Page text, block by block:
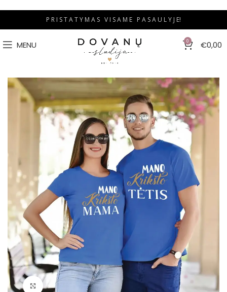
P R I S T A T Y M A S V I S A M E P A S A U L Y J E!
MENU 0 €0,00
Padidinti